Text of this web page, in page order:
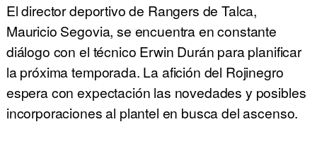
El director deportivo de Rangers de Talca,
Mauricio Segovia, se encuentra en constante
diálogo con el técnico Erwin Durán para planificar
la próxima temporada. La afición del Rojinegro
espera con expectación las novedades y posibles
incorporaciones al plantel en busca del ascenso.